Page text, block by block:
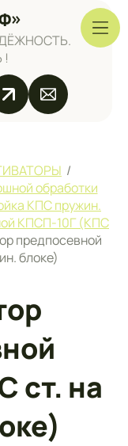
!
/
обработки
КПС пружин.
КПСП-10Г (КПС
предпосевной
блоке)
ст. на